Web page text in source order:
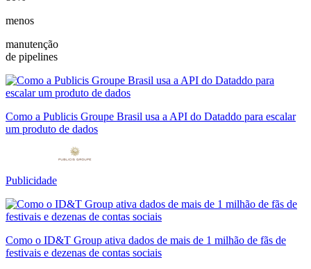
menos
manutenção
de pipelines
Como a Publicis Groupe Brasil usa a API do Dataddo para escalar
um produto de dados
Publicidade
Como o ID&T Group ativa dados de mais de 1 milhão de fãs de
festivais e dezenas de contas sociais